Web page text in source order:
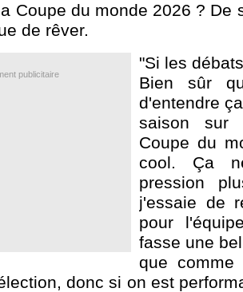
Coupe du monde 2026 ? De
de rêver.
publicitaire
"Si les
Bien sûr
d'entendre
saison sur
Coupe du
cool. Ça
pression
j'essaie de
pour
fasse une
que
donc si on est